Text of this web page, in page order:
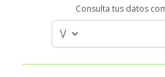
Consulta tus datos